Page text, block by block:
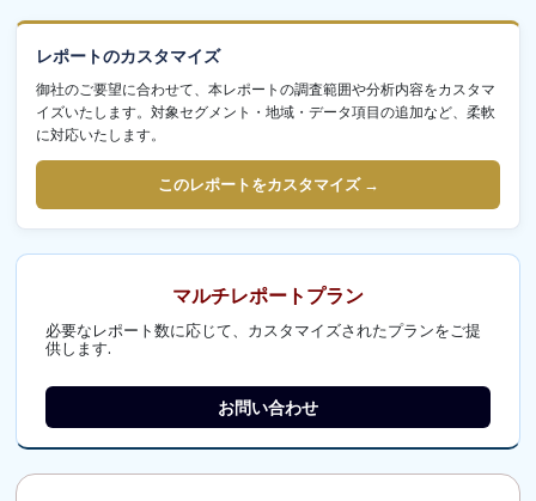
レポートのカスタマイズ
御社のご要望に合わせて、本レポートの調査範囲や分析内容をカスタマ
イズいたします。対象セグメント・地域・データ項目の追加など、柔軟
に対応いたします。
このレポートをカスタマイズ →
マルチレポートプラン
必要なレポート数に応じて、カスタマイズされたプランをご提
供します.
お問い合わせ